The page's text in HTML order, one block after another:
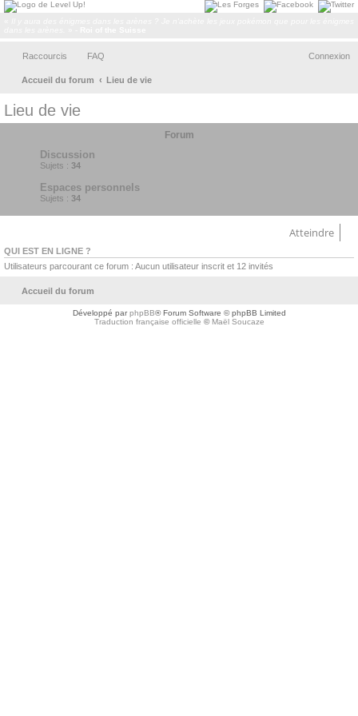
Raccourcis FAQ Connexion
Accueil du forum
Lieu de vie
Lieu de vie
Forum
Discussion
Sujets : 34
Espaces personnels
Sujets : 34
Atteindre
QUI EST EN LIGNE ?
Utilisateurs parcourant ce forum : Aucun utilisateur inscrit et 12 invités
Accueil du forum
Développé parphpBB® Forum Software © phpBB Limited
Traduction française officielle © Maël Soucaze